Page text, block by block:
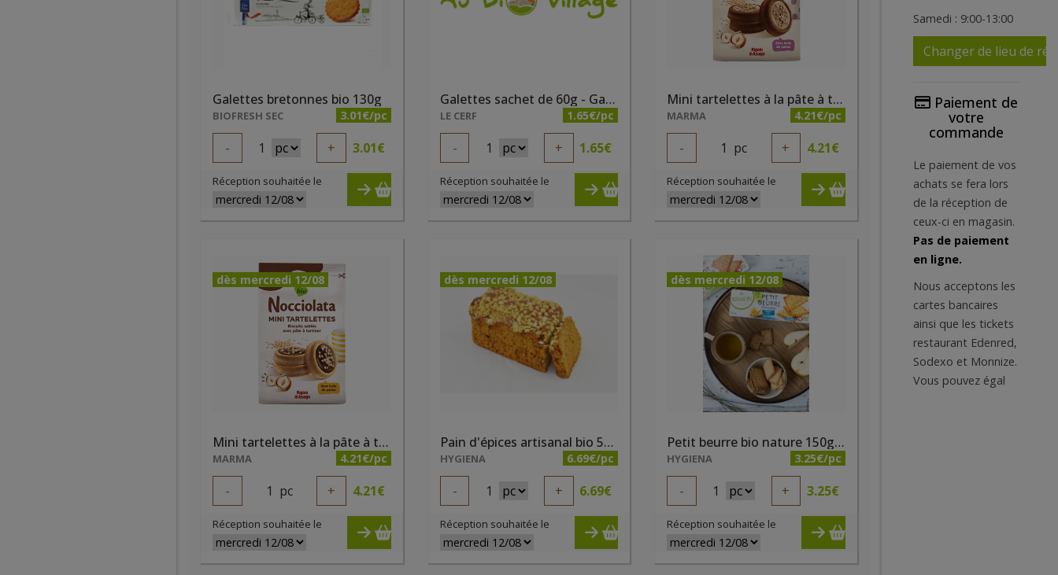
Galettes bretonnes bio 130g
BIOFRESH SEC 3.01€/pc
- 1 + 3.01€
Réception souhaitée le
Galettes sachet de 60g - Galettes de Violette
LE CERF 1.65€/pc
- 1 + 1.65€
Réception souhaitée le
Mini tartelettes à la pâte à tartiner bianca Nocciolata et quinoa soufflé bio 250g
MARMA 4.21€/pc
- 1 pc + 4.21€
Réception souhaitée le
dès mercredi 12/08
Mini tartelettes à la pâte à tartiner cacao Nocciolata et quinoa soufflé bio 250g
MARMA 4.21€/pc
- 1 pc + 4.21€
Réception souhaitée le
dès mercredi 12/08
Pain d'épices artisanal bio 500g Hygiena
HYGIENA 6.69€/pc
- 1 + 6.69€
Réception souhaitée le
dès mercredi 12/08
Petit beurre bio nature 150g Bisson
HYGIENA 3.25€/pc
- 1 + 3.25€
Réception souhaitée le
Samedi : 9:00-13:00
Changer de lieu de
Paiement de
votre
commande
Le paiement de vos
achats se fera lors
de la réception de
ceux-ci en magasin.
Pas de paiement
en ligne.
Nous acceptons les
cartes bancaires
ainsi que les tickets
restaurant Edenred,
Sodexo et Monnize.
Vous pouvez égal